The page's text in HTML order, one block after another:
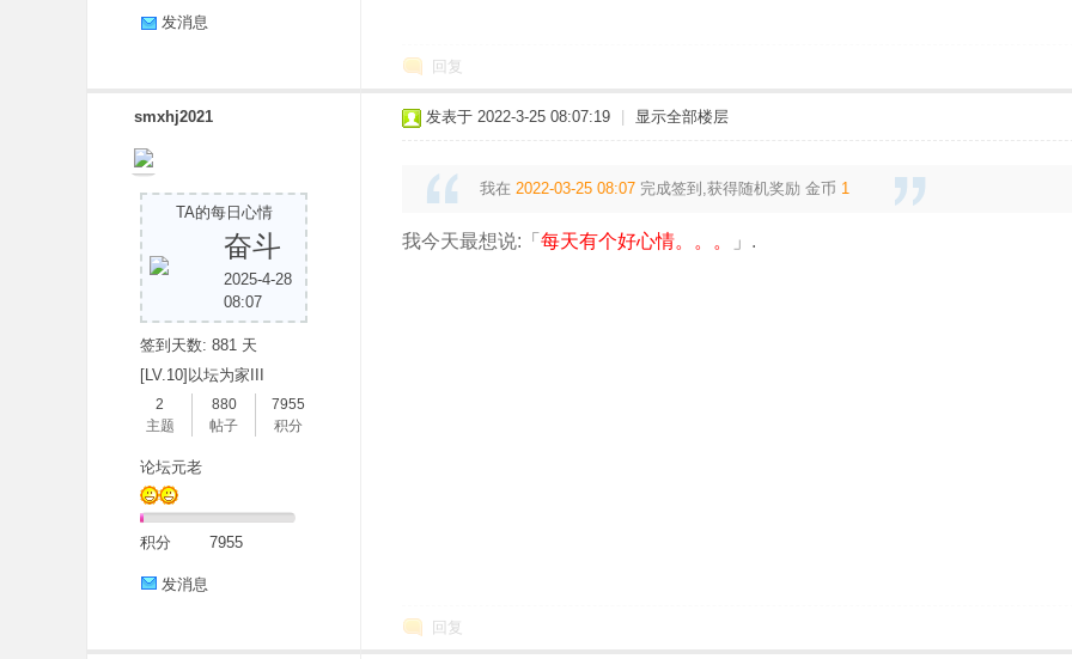
发消息
回复
smxhj2021
TA的每日心情
奋斗
2025-4-28
08:07
签到天数: 881 天
[LV.10]以坛为家III
2
主题
880
帖子
7955
积分
论坛元老
积分 7955
发消息
发表于 2022-3-25 08:07:19 显示全部楼层
我在 2022-03-25 08:07 完成签到,获得随机奖励 金币 1
我今天最想说:「 每天有个好心情。。。 」.
回复